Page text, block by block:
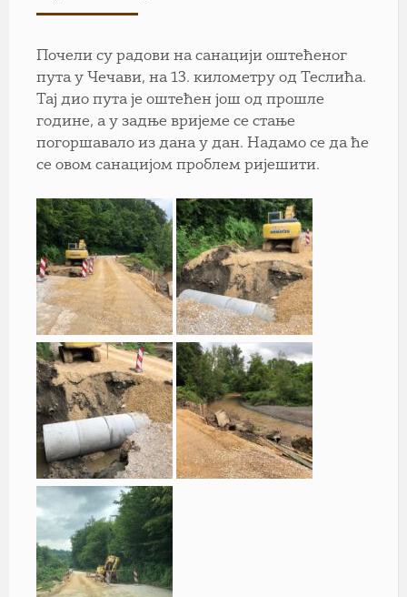
Почели су радови на санацији оштећеног
пута у Чечави, на 13. километру од Теслића.
Тај дио пута је оштећен још од прошле
године, а у задње вријеме се стање
погоршавало из дана у дан. Надамо се да ће
се овом санацијом проблем ријешити.